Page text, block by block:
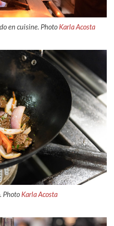
en cuisine. Photo Karla Acosta
Photo Karla Acosta